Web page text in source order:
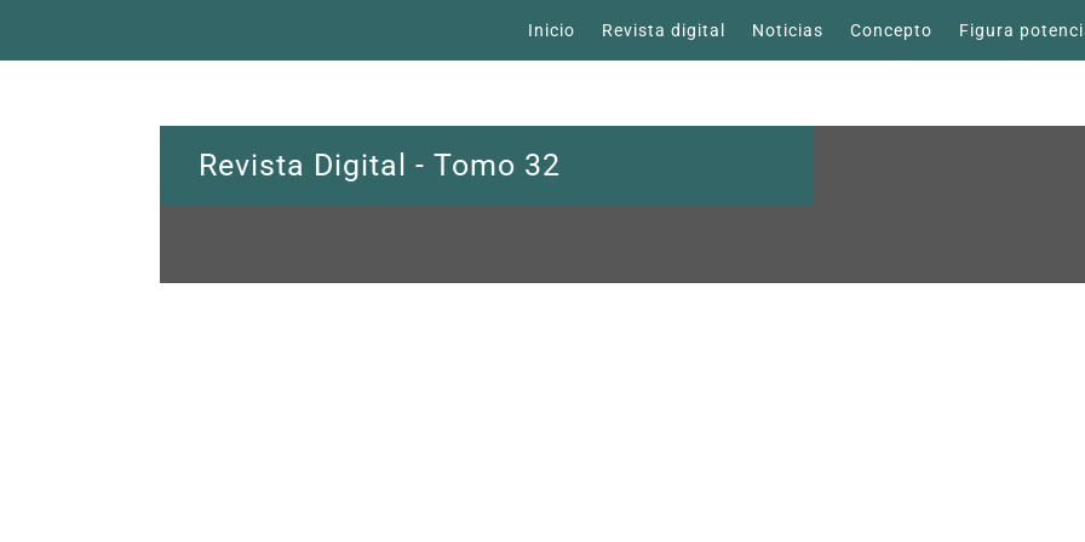
Inicio Revista digital Noticias Concepto Figura
Revista Digital - Tomo 32